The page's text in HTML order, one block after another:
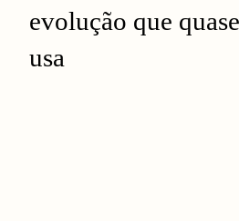
evolução que
usa